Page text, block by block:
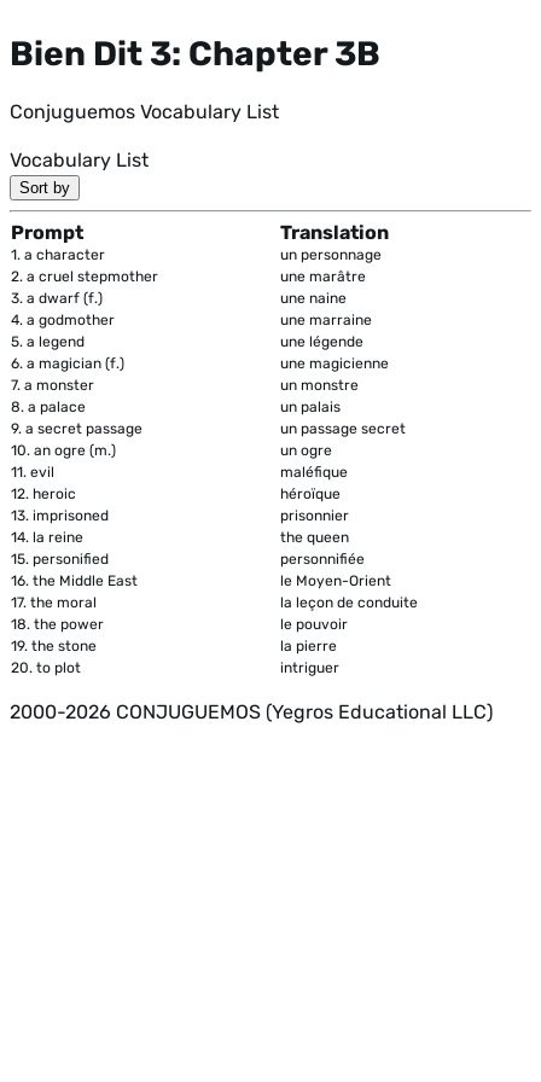
Bien Dit 3: Chapter 3B
Conjuguemos Vocabulary List
Vocabulary List
Sort by
Prompt Translation
1. a character
un personnage
2. a cruel stepmother
une marâtre
3. a dwarf (f.)
une naine
4. a godmother
une marraine
5. a legend
une légende
6. a magician (f.)
une magicienne
7. a monster
un monstre
8. a palace
un palais
9. a secret passage
un passage secret
10. an ogre (m.)
un ogre
11. evil
maléfique
12. heroic
héroïque
13. imprisoned
prisonnier
14. la reine
the queen
15. personified
personnifiée
16. the Middle East
le Moyen-Orient
17. the moral
la leçon de conduite
18. the power
le pouvoir
19. the stone
la pierre
20. to plot intriguer
2000-2026 CONJUGUEMOS (Yegros Educational LLC)